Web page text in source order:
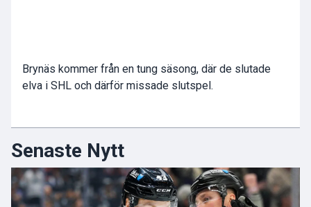
Brynäs kommer från en tung säsong, där de slutade
elva i SHL och därför missade slutspel.
Senaste Nytt